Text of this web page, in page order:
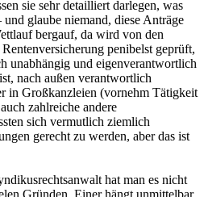
sie sehr detailliert darlegen, was
glaube niemand, diese Anträge
bergauf, da wird von den
penibelst geprüft,
unabhängig und eigenverantwortlich
nach außen verantwortlich
in Großkanzleien (vornehm Tätigkeit
zahlreiche andere
sich vermutlich ziemlich
gerecht zu werden, aber das ist
hat man es nicht
Gründen. Einer hängt unmittelbar